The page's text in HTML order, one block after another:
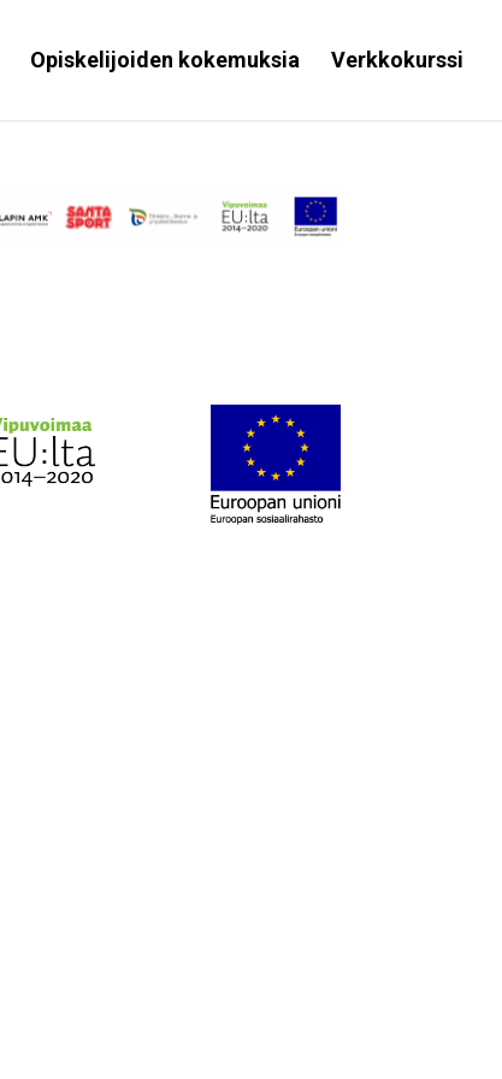
Opiskelijoiden kokemuksia Verkkokurssi